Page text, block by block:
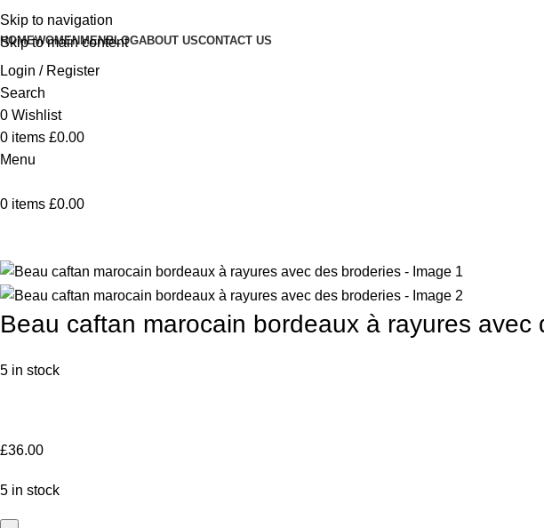
Skip to navigation
Skip to main content
HOMEWOMEN MENBLOGABOUT USCONTACT US
Login / Register
Search
0 Wishlist
0 items £0.00
Menu
0 items £0.00
Beau caftan marocain bordeaux à rayures avec
5 in stock
£36.00
5 in stock